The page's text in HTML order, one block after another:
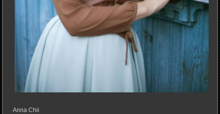
Anna Chii